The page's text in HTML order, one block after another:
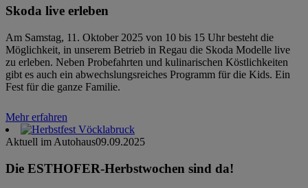
Skoda live erleben
Am Samstag, 11. Oktober 2025 von 10 bis 15 Uhr besteht die
Möglichkeit, in unserem Betrieb in Regau die Skoda Modelle live
zu erleben. Neben Probefahrten und kulinarischen Köstlichkeiten
gibt es auch ein abwechslungsreiches Programm für die Kids. Ein
Fest für die ganze Familie.
Mehr erfahren
Aktuell im Autohaus09.09.2025
Die ESTHOFER-Herbstwochen sind da!